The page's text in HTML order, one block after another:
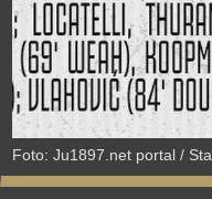
Foto: Ju1897.net portal /